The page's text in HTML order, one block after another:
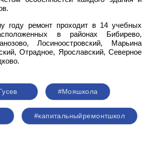
году ремонт проходит в 14 учебных
в районах Бибирево,
Лосиноостровский, Марьина
Отрадное, Ярославский, Северное
#Мояшкола
#капитальныйремонтшкол